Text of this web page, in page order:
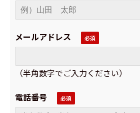
メールアドレス
（半角数字でご入力ください）
電話番号